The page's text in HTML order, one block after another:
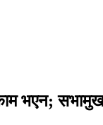
भएन; सभामुख